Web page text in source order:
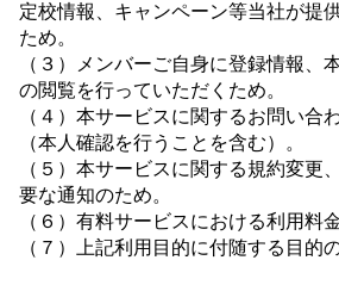
定校情報、キャンペーン等当社が提
ため。
（３）メンバーご自身に登録情報、
の閲覧を行っていただくため。
（４）本サービスに関するお問い合
（本人確認を行うことを含む）。
（５）本サービスに関する規約変更
要な通知のため。
（６）有料サービスにおける利用料
（７）上記利用目的に付随する目的